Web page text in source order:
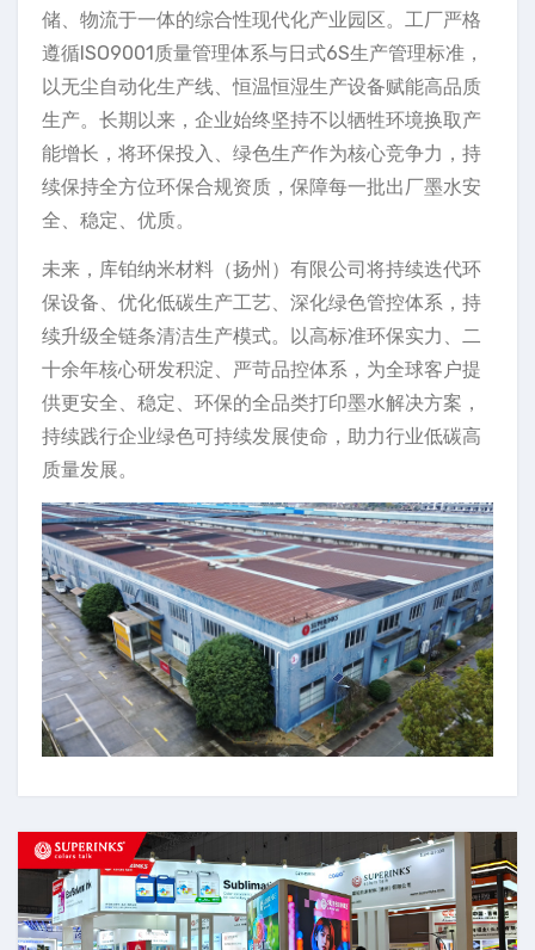
储、物流于一体的综合性现代化产业园区。工厂严格
遵循ISO9001质量管理体系与日式6S生产管理标准，
以无尘自动化生产线、恒温恒湿生产设备赋能高品质
生产。长期以来，企业始终坚持不以牺牲环境换取产
能增长，将环保投入、绿色生产作为核心竞争力，持
续保持全方位环保合规资质，保障每一批出厂墨水安
全、稳定、优质。
未来，库铂纳米材料（扬州）有限公司将持续迭代环
保设备、优化低碳生产工艺、深化绿色管控体系，持
续升级全链条清洁生产模式。以高标准环保实力、二
十余年核心研发积淀、严苛品控体系，为全球客户提
供更安全、稳定、环保的全品类打印墨水解决方案，
持续践行企业绿色可持续发展使命，助力行业低碳高
质量发展。